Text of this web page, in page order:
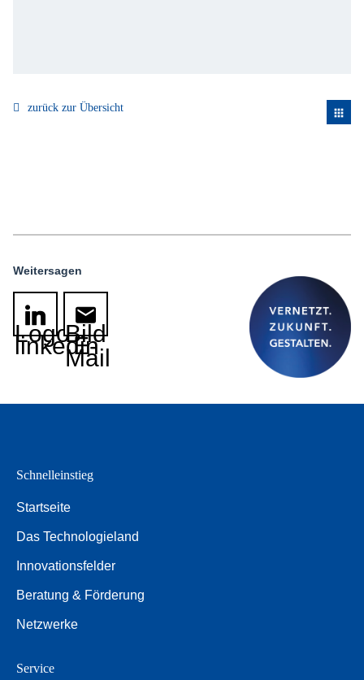
zurück zur Übersicht apps
Weitersagen
Logo
linkedin
Bild
E-
Mail
Schnelleinstieg
Startseite
Das Technologieland
Innovationsfelder
Beratung & Förderung
Netzwerke
Service